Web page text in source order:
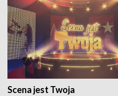
Scena jest Twoja